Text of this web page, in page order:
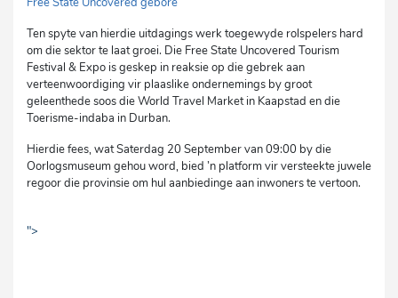
Ten spyte van hierdie uitdagings werk toegewyde rolspelers hard
om die sektor te laat groei. Die Free State Uncovered Tourism
Festival & Expo is geskep in reaksie op die gebrek aan
verteenwoordiging vir plaaslike ondernemings by groot
geleenthede soos die World Travel Market in Kaapstad en die
Toerisme-indaba in Durban.
Hierdie fees, wat Saterdag 20 September van 09:00 by die
Oorlogsmuseum gehou word, bied ’n platform vir versteekte juwele
regoor die provinsie om hul aanbiedinge aan inwoners te vertoon.
">